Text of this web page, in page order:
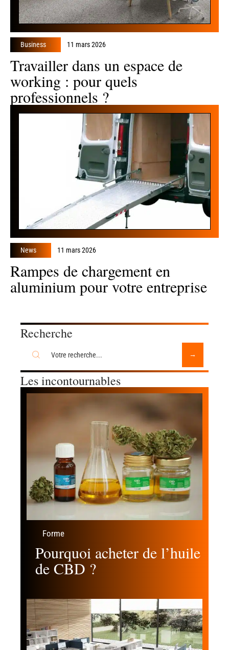
Business 11 mars 2026
Travailler dans un espace de
working : pour quels
professionnels ?
News 11 mars 2026
Rampes de chargement en
aluminium pour votre entreprise
Recherche
Les incontournables
Forme
Pourquoi acheter de l’huile
de CBD ?